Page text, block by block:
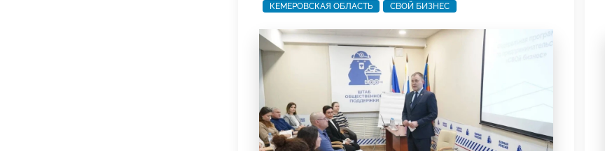
КЕМЕРОВСКАЯ ОБЛАСТЬ СВОЙ БИЗНЕС